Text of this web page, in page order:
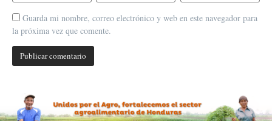
Guarda mi nombre, correo electrónico y web en este navegador para
la próxima vez que comente.